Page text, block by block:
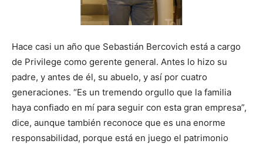
Hace casi un año que Sebastián Bercovich está a cargo
de Privilege como gerente general. Antes lo hizo su
padre, y antes de él, su abuelo, y así por cuatro
generaciones. “Es un tremendo orgullo que la familia
haya confiado en mí para seguir con esta gran empresa”,
dice, aunque también reconoce que es una enorme
responsabilidad, porque está en juego el patrimonio